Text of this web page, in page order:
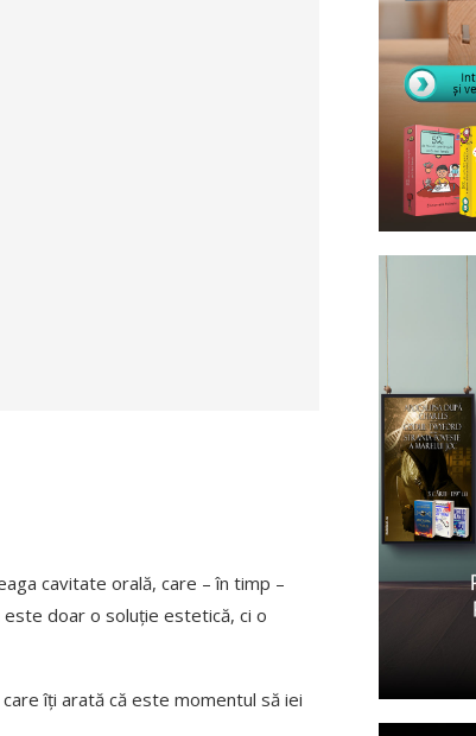
cavitate orală, care – în timp –
doar o soluție estetică, ci o
îți arată că este momentul să iei